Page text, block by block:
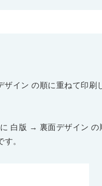
イン の順に重ねて印刷
白版 → 裏面デザイン の
。